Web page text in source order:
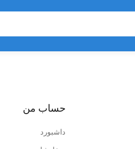
حساب من
داشبورد